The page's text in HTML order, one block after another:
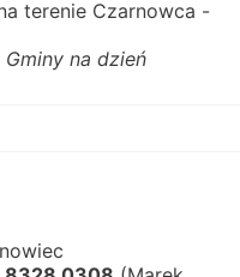
na dzień